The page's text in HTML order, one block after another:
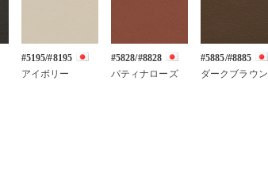
#5195/#8195
アイボリー
#5828/#8828
パティナローズ
#5885/#8885
ダークブラウン